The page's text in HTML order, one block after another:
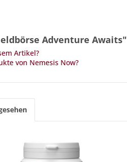
Adventure Awaits"
Artikel?
von Nemesis Now?